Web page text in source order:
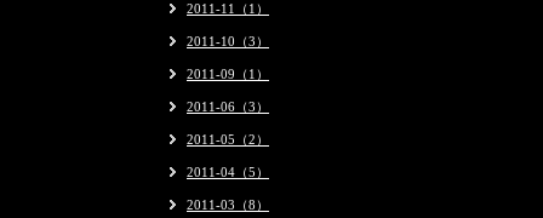
2011-11（1）
2011-10（3）
2011-09（1）
2011-06（3）
2011-05（2）
2011-04（5）
2011-03（8）